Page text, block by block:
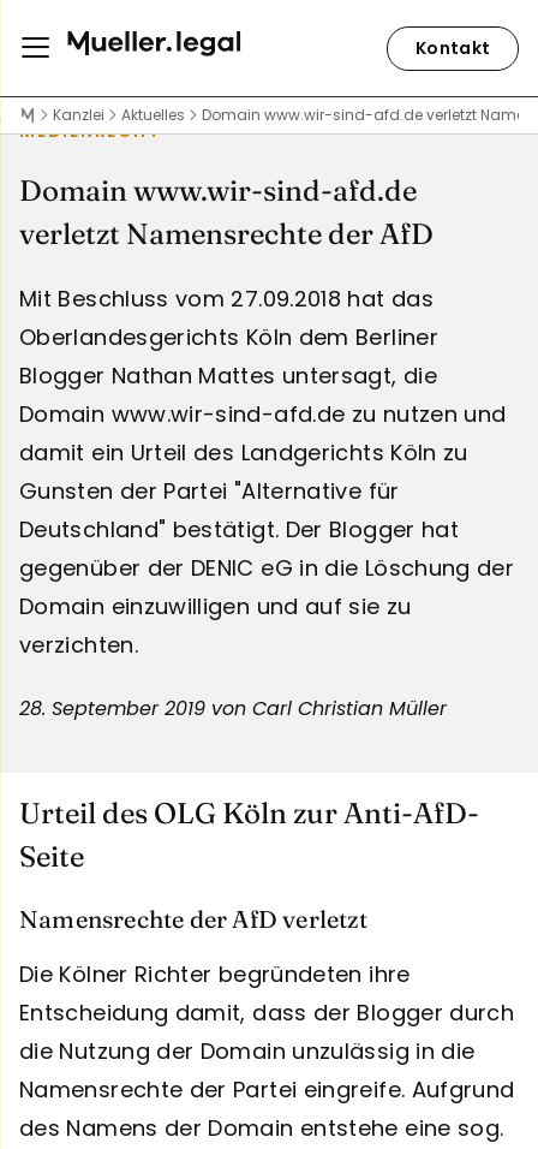
Kontakt
Kanzlei Aktuelles Domain www.wir-sind-afd.de verletzt
MEDIENRECHT
Domain www.wir-sind-afd.de
verletzt Namensrechte der AfD
Mit Beschluss vom 27.09.2018 hat das
Oberlandesgerichts Köln dem Berliner
Blogger Nathan Mattes untersagt, die
Domain www.wir-sind-afd.de zu nutzen und
damit ein Urteil des Landgerichts Köln zu
Gunsten der Partei "Alternative für
Deutschland" bestätigt. Der Blogger hat
gegenüber der DENIC eG in die Löschung der
Domain einzuwilligen und auf sie zu
verzichten.
28. September 2019 von Carl Christian Müller
Urteil des OLG Köln zur Anti-AfD-
Seite
Namensrechte der AfD verletzt
Die Kölner Richter begründeten ihre
Entscheidung damit, dass der Blogger durch
die Nutzung der Domain unzulässig in die
Namensrechte der Partei eingreife. Aufgrund
des Namens der Domain entstehe eine sog.